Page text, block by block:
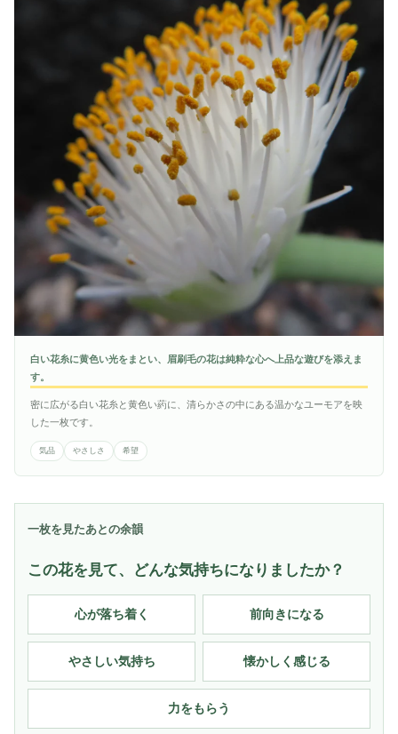
白い花糸に黄色い光をまとい、眉刷毛の花は純粋な心へ上品な遊びを添えま
す。
密に広がる白い花糸と黄色い葯に、清らかさの中にある温かなユーモアを映
した一枚です。
気品 やさしさ 希望
一枚を見たあとの余韻
この花を見て、どんな気持ちになりましたか？
心が落ち着く 前向きになる
やさしい気持ち 懐かしく感じる
力をもらう